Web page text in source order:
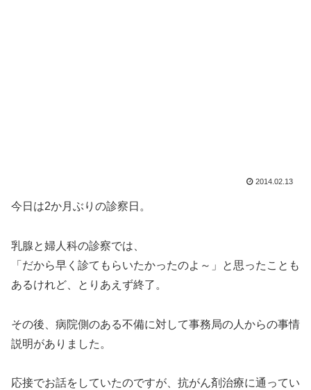
2014.02.13
今日は2か月ぶりの診察日。
乳腺と婦人科の診察では、
「だから早く診てもらいたかったのよ～」と思ったことも
あるけれど、とりあえず終了。
その後、病院側のある不備に対して事務局の人からの事情
説明がありました。
応接でお話をしていたのですが、抗がん剤治療に通ってい